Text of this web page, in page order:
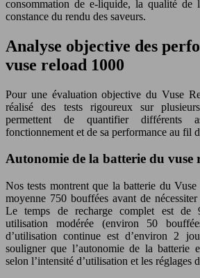
consommation de e-liquide, la qualité de
constance du rendu des saveurs.
Analyse objective des
vuse reload 1000
Pour une évaluation objective du Vuse
réalisé des tests rigoureux sur
permettent de quantifier différents
fonctionnement et de sa performance au fil
Autonomie de la batterie du vuse
Nos tests montrent que la batterie du
moyenne 750 bouffées avant de
Le temps de recharge complet est de
utilisation modérée (environ 50
d’utilisation continue est d’environ 2
souligner que l’autonomie de la batterie
selon l’intensité d’utilisation et les réglages